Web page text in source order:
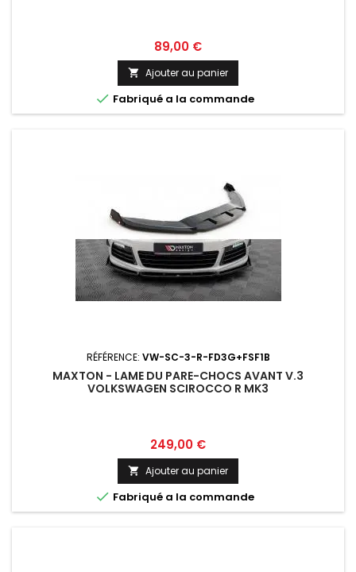
Prix
89,00 €
 Ajouter au panier
 Fabriqué a la commande
RÉFÉRENCE: VW-SC-3-R-FD3G+FSF1B
MAXTON - LAME DU PARE-CHOCS AVANT V.3
VOLKSWAGEN SCIROCCO R MK3
Prix
249,00 €
 Ajouter au panier
 Fabriqué a la commande